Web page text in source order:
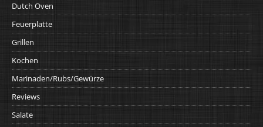
Dutch Oven
Feuerplatte
Grillen
Kochen
Marinaden/Rubs/Gewürze
Reviews
Salate